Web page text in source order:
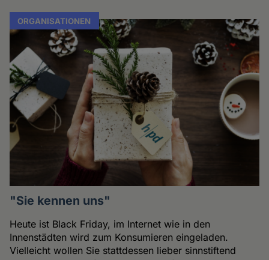
ORGANISATIONEN
"Sie kennen uns"
Heute ist Black Friday, im Internet wie in den
Innenstädten wird zum Konsumieren eingeladen.
Vielleicht wollen Sie stattdessen lieber sinnstiftend